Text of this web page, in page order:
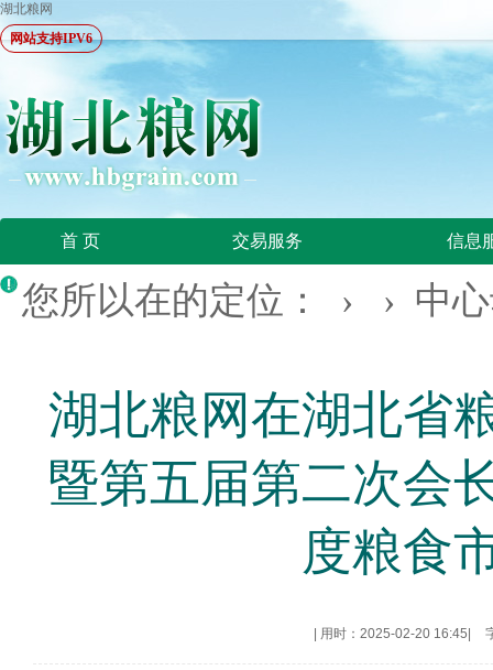
湖北粮网
网站支持IPV6
首 页 交易服务 信息
您所以在的定位： › › 中
湖北粮网在湖北省
暨第五届第二次会
度粮食
用时：2025-02-20 16:45